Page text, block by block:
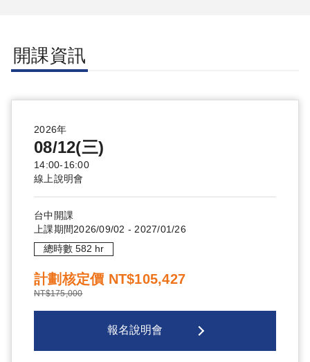
開課資訊
2026年
08/12(三)
14:00-16:00
線上說明會
台中開課
上課期間2026/09/02 - 2027/01/26
總時數 582 hr
計劃核定價 NT$105,427
NT$175,000
報名說明會